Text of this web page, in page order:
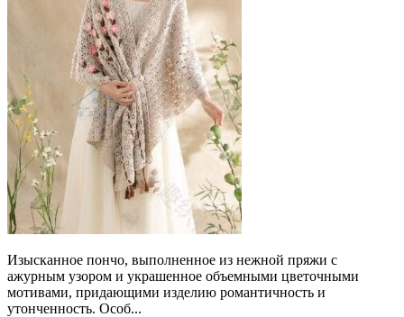
Изысканное пончо, выполненное из нежной пряжи с
ажурным узором и украшенное объемными цветочными
мотивами, придающими изделию романтичность и
утонченность. Особ...